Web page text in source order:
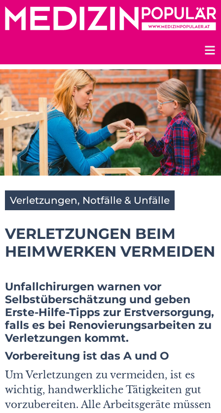
Zum
Inhalt
Verletzungen, Notfälle & Unfälle
VERLETZUNGEN BEIM
HEIMWERKEN VERMEIDEN
Unfallchirurgen warnen vor
Selbstüberschätzung und geben
Erste-Hilfe-Tipps zur Erstversorgung,
falls es bei Renovierungsarbeiten zu
Verletzungen kommt.
Vorbereitung ist das A und O
Um Verletzungen zu vermeiden, ist es
wichtig, handwerkliche Tätigkeiten gut
vorzubereiten. Alle Arbeitsgeräte müssen